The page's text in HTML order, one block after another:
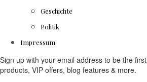
Geschichte
Politik
Impressum
Sign up with your email address to be the
products, VIP offers, blog features & more.